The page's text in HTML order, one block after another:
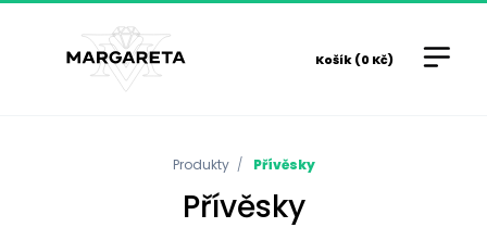
Košík (0 Kč)
Produkty Přívěsky
Přívěsky